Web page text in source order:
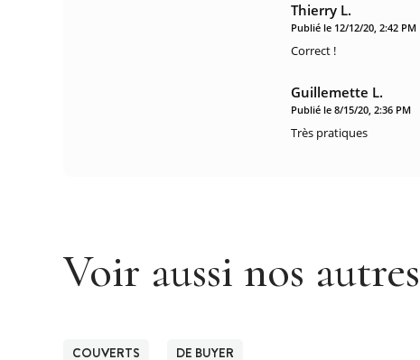
Thierry L.
Publié le 12/12/20, 2:42 PM
Correct !
Guillemette L.
Publié le 8/15/20, 2:36 PM
Très pratiques
Voir aussi nos autres
COUVERTS DE BUYER